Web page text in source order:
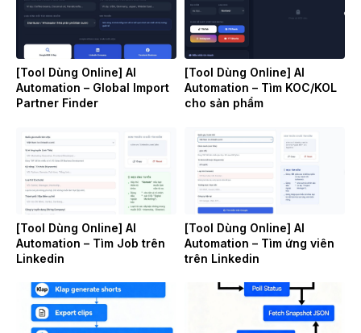
[Tool Dùng Online] AI
Automation – Global Import
Partner Finder
[Tool Dùng Online] AI
Automation – Tìm KOC/KOL
cho sản phẩm
[Tool Dùng Online] AI
Automation – Tìm Job trên
Linkedin
[Tool Dùng Online] AI
Automation – Tìm ứng viên
trên Linkedin